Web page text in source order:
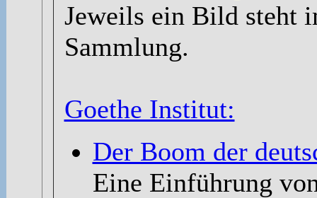
Jeweils ein Bild steht
Sammlung.
Goethe Institut:
Der Boom der
Eine Einführung